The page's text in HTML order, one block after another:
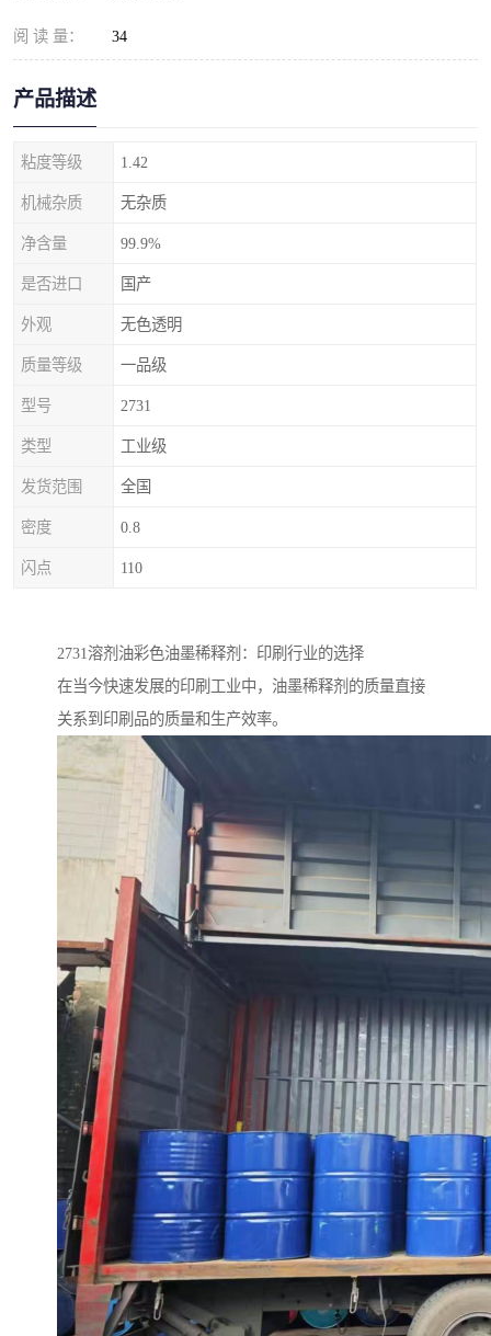
阅 读 量： 34
产品描述
粘度等级 1.42
机械杂质 无杂质
净含量 99.9%
是否进口 国产
外观 无色透明
质量等级 一品级
型号 2731
类型 工业级
发货范围 全国
密度 0.8
闪点 110
2731溶剂油彩色油墨稀释剂：印刷行业的选择
在当今快速发展的印刷工业中，油墨稀释剂的质量直接
关系到印刷品的质量和生产效率。